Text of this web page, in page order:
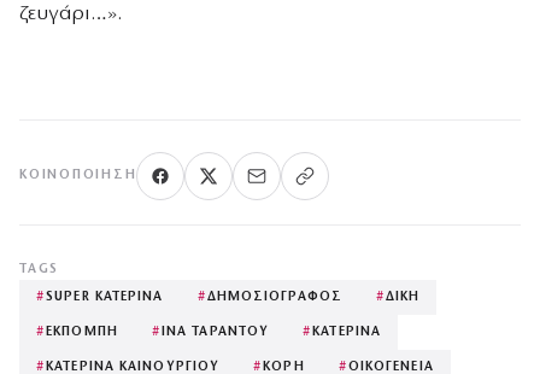
ζευγάρι…».
ΚΟΙΝΟΠΟΊΗΣΗ
TAGS
#SUPER ΚΑΤΕΡΙΝΑ #ΔΗΜΟΣΙΟΓΡΑΦΟΣ #ΔΙΚΗ
# ΕΚΠΟΜΠΗ # ΙΝΑ ΤΑΡΑΝΤΟΥ # ΚΑΤΕΡΙΝΑ
# ΚΑΤΕΡΙΝΑ ΚΑΙΝΟΥΡΓΙΟΥ # ΚΟΡΗ #ΟΙΚΟΓΕΝΕΙΑ